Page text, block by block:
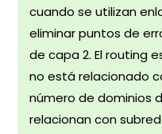
cuando se utilizan
eliminar puntos de
de capa 2. El routing
no está relacionado
número de dominios
relacionan con